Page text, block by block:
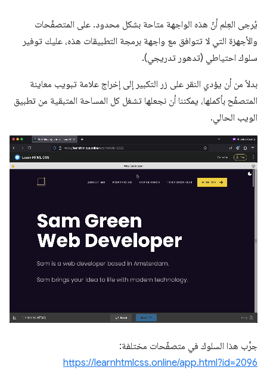
يُرجى العِلم أنّ هذه الواجهة متاحة بشكل محدود. على المتصفّحات
والأجهزة التي لا تتوافق مع واجهة برمجة التطبيقات هذه، عليك توفير
سلوك احتياطي (تدهور تدريجي).
بدلاً من أن يؤدي النقر على زر التكبير إلى إخراج علامة تبويب معاينة
المتصفّح بأكملها، يمكننا أن نجعلها تشغل كل المساحة المتبقية من تطبيق
الويب الحالي.
جرِّب هذا السلوك في متصفّحات مختلفة:
https://learnhtmlcss.online/app.html?id=2096